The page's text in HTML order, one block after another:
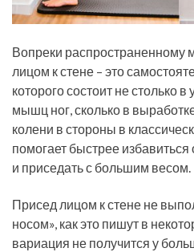
Вопреки распространенному
лицом к стене – это
которого состоит не столько
мышц ног, сколько в
колени в стороны в
помогает быстрее избавиться
и приседать с большим весом.
Присед лицом к стене не
носом», как это пишут в
вариация не получится у